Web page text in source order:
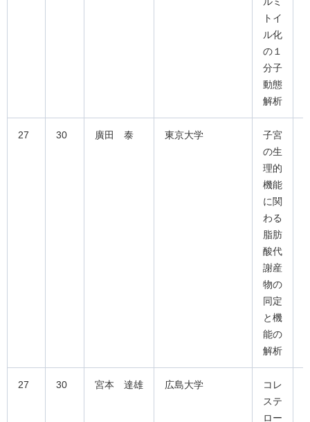
トイ
ル化
の１
分子
動態
解析
27 30 廣田 泰 東京大学
子宮
の生
理的
機能
に関
わる
脂肪
酸代
謝産
物の
同定
と機
能の
解析
27 30 宮本 達雄 広島大学
コレ
ステ
ロー